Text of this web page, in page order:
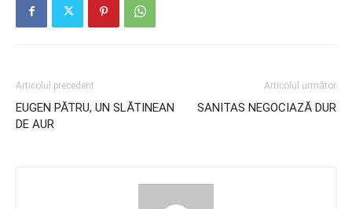
Articolul precedent
EUGEN PĂTRU, UN SLĂTINEAN
DE AUR
Articolul următor
SANITAS NEGOCIAZĂ DUR